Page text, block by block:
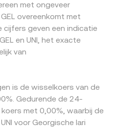
in de VS en de EU, kunnen
Tot slot voegen
extra volatiliteit toe:
aflopende opties, grote
walvissen en
CEX’s kunnen de UNI/GEL
en dus de actuele
vervolgens via
vertaald naar een
meest recente en meest
hebben.
door in de uiteindelijke
en regelgevende
voor premies of
toegang tot
of fiat‑rails in bepaalde
helpen deze verschillen te
fricties zoals
en wisselvolatiliteit
rate overal
met ongeveer
overeenkomt met
cijfers geven een indicatie
en UNI, het exacte
van
is de wisselkoers van de
Gedurende de 24-
met 0,00%, waarbij de
voor Georgische lari